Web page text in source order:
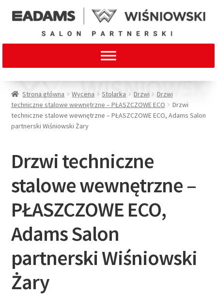
Strona główna Wycena Stolarka Drzwi
Drzwi
techniczne stalowe wewnętrzne – PŁASZCZOWE ECO
Drzwi
techniczne stalowe wewnętrzne – PŁASZCZOWE ECO, Adams Salon
partnerski Wiśniowski Żary
Drzwi techniczne
stalowe wewnętrzne –
PŁASZCZOWE ECO,
Adams Salon
partnerski Wiśniowski
Żary